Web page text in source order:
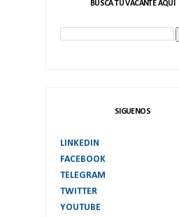
BUSCA TU VACANTE AQUI
SIGUENOS
LINKEDIN
FACEBOOK
TELEGRAM
TWITTER
YOUTUBE